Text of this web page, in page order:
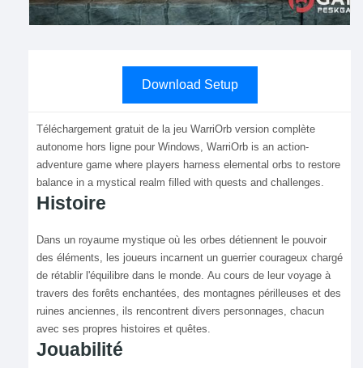
Download Setup
Téléchargement gratuit de la jeu WarriOrb version complète
autonome hors ligne pour Windows, WarriOrb is an action-
adventure game where players harness elemental orbs to restore
balance in a mystical realm filled with quests and challenges.
Histoire
Dans un royaume mystique où les orbes détiennent le pouvoir
des éléments, les joueurs incarnent un guerrier courageux chargé
de rétablir l'équilibre dans le monde. Au cours de leur voyage à
travers des forêts enchantées, des montagnes périlleuses et des
ruines anciennes, ils rencontrent divers personnages, chacun
avec ses propres histoires et quêtes.
Jouabilité